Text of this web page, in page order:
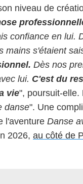
niveau de
confiance en lui.
mains s'étaient
Dès nos
lui. C'est du
vie", poursuit-elle.
danse". Une
l'aventure Danse
2026, au côté de